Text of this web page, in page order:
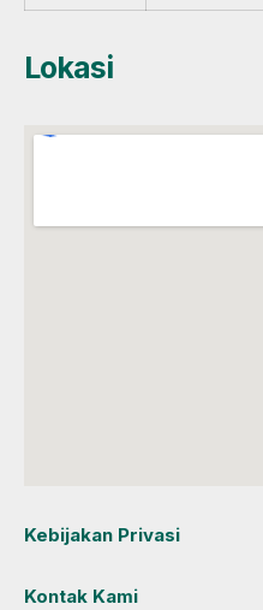
Lokasi
Kebijakan Privasi
Kontak Kami